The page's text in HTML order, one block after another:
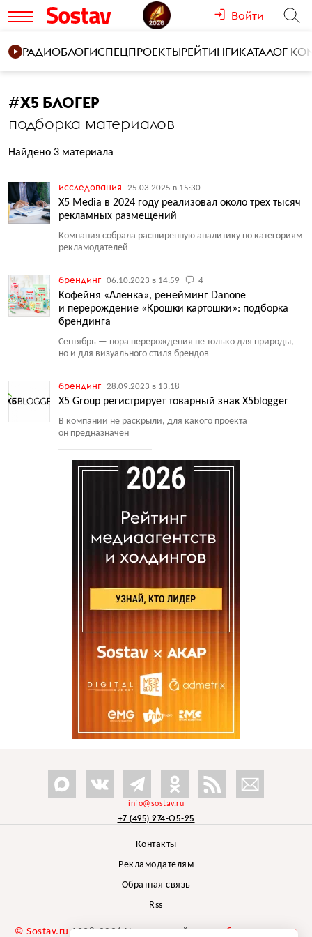
Войти
РАДИОБЛОГИСПЕЦПРОЕКТЫРЕЙТИНГИКАТАЛОГ
#X5 БЛОГЕР
подборка материалов
Найдено 3 материала
исследования 25.03.2025 в 15:30
Х5 Media в 2024 году реализовал около трех тысяч
рекламных размещений
Компания собрала расширенную аналитику по категориям
рекламодателей
брендинг 06.10.2023 в 14:59 4
Кофейня «Аленка», ренейминг Danone
и перерождение «Крошки картошки»: подборка
брендинга
Сентябрь — пора перерождения не только для природы,
но и для визуального стиля брендов
брендинг 28.09.2023 в 13:18
X5 Group регистрирует товарный знак X5blogger
В компании не раскрыли, для какого проекта
он предназначен
info@sostav.ru
+7 (495) 274-05-25
Контакты
Рекламодателям
Обратная связь
Rss
© Sostav.ru 1998-2026 Независимый проектбрендингового